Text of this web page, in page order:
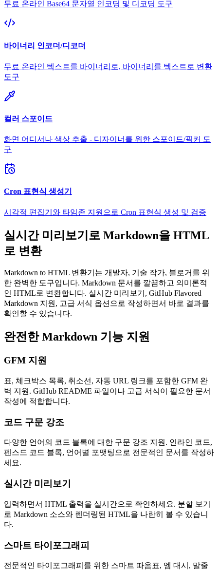
무료 온라인 Base64 문자열 인코딩 및 디코딩 도구
바이너리 인코더/디코더
무료 온라인 텍스트를 바이너리로, 바이너리를 텍스트로 변환
도구
컬러 스포이드
화면 어디서나 색상 추출 - 디자이너를 위한 스포이드/픽커 도
구
Cron 표현식 생성기
시각적 편집기와 타임존 지원으로 Cron 표현식 생성 및 검증
실시간 미리보기로 Markdown을 HTML
로 변환
Markdown to HTML 변환기는 개발자, 기술 작가, 블로거를 위
한 완벽한 도구입니다. Markdown 문서를 깔끔하고 의미론적
인 HTML로 변환합니다. 실시간 미리보기, GitHub Flavored
Markdown 지원, 고급 서식 옵션으로 작성하면서 바로 결과를
확인할 수 있습니다.
완전한 Markdown 기능 지원
GFM 지원
표, 체크박스 목록, 취소선, 자동 URL 링크를 포함한 GFM 완
벽 지원. GitHub README 파일이나 고급 서식이 필요한 문서
작성에 적합합니다.
코드 구문 강조
다양한 언어의 코드 블록에 대한 구문 강조 지원. 인라인 코드,
펜스드 코드 블록, 언어별 포맷팅으로 전문적인 문서를 작성하
세요.
실시간 미리보기
입력하면서 HTML 출력을 실시간으로 확인하세요. 분할 보기
로 Markdown 소스와 렌더링된 HTML을 나란히 볼 수 있습니
다.
스마트 타이포그래피
전문적인 타이포그래피를 위한 스마트 따옴표, 엠 대시, 말줄